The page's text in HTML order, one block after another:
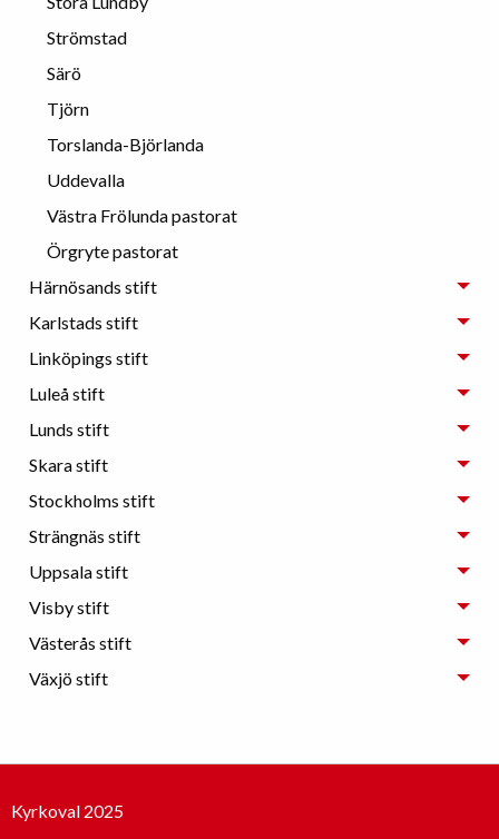
Strömstad
Särö
Tjörn
Torslanda-Björlanda
Uddevalla
Västra Frölunda pastorat
Örgryte pastorat
Härnösands stift
Karlstads stift
Linköpings stift
Luleå stift
Lunds stift
Skara stift
Stockholms stift
Strängnäs stift
Uppsala stift
Visby stift
Västerås stift
Växjö stift
Kyrkoval 2025